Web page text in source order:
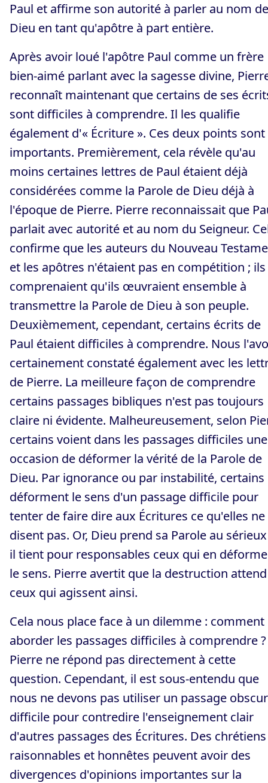
Paul et affirme son autorité à parler au nom de
Dieu en tant qu'apôtre à part entière.
Après avoir loué l'apôtre Paul comme un frère
bien-aimé parlant avec la sagesse divine,
reconnaît maintenant que certains de ses
sont difficiles à comprendre. Il les qualifie
également d'« Écriture ». Ces deux points sont
importants. Premièrement, cela révèle qu'au
moins certaines lettres de Paul étaient déjà
considérées comme la Parole de Dieu déjà à
l'époque de Pierre. Pierre reconnaissait que
parlait avec autorité et au nom du Seigneur.
confirme que les auteurs du Nouveau
et les apôtres n'étaient pas en compétition ; ils
comprenaient qu'ils œuvraient ensemble à
transmettre la Parole de Dieu à son peuple.
Deuxièmement, cependant, certains écrits de
Paul étaient difficiles à comprendre. Nous
certainement constaté également avec les
de Pierre. La meilleure façon de comprendre
certains passages bibliques n'est pas toujours
claire ni évidente. Malheureusement, selon
certains voient dans les passages difficiles une
occasion de déformer la vérité de la Parole de
Dieu. Par ignorance ou par instabilité, certains
déforment le sens d'un passage difficile pour
tenter de faire dire aux Écritures ce qu'elles ne
disent pas. Or, Dieu prend sa Parole au
il tient pour responsables ceux qui en
le sens. Pierre avertit que la destruction attend
ceux qui agissent ainsi.
Cela nous place face à un dilemme : comment
aborder les passages difficiles à comprendre ?
Pierre ne répond pas directement à cette
question. Cependant, il est sous-entendu que
nous ne devons pas utiliser un passage
difficile pour contredire l'enseignement clair
d'autres passages des Écritures. Des chrétiens
raisonnables et honnêtes peuvent avoir des
divergences d'opinions importantes sur la